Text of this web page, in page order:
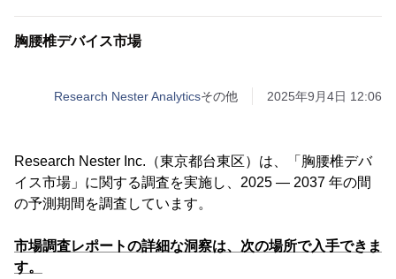
胸腰椎デバイス市場
Research Nester Analyticsその他 2025年9月4日 12:06
Research Nester Inc.（東京都台東区）は、「胸腰椎デバ
イス市場」に関する調査を実施し、2025 ― 2037 年の間
の予測期間を調査しています。
市場調査レポートの詳細な洞察は、次の場所で入手できま
す。